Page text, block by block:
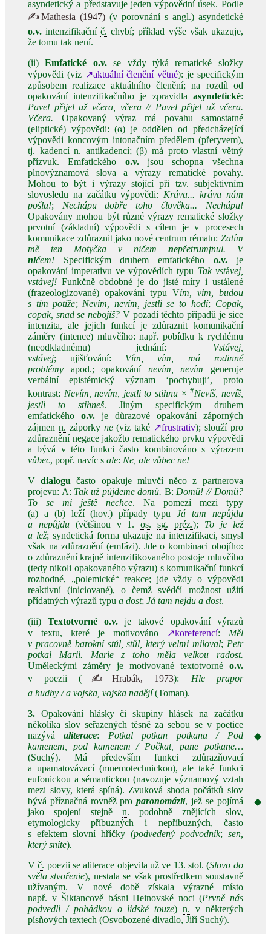
asyndetický a představuje jeden výpovědní úsek. Podle
✍Mathesia (1947)(v porovnání s angl.) asyndetické
o.v. intenzifikačníč. chybí; příklad výše však ukazuje,
že tomu tak není.
(ii)Emfatické o.v.se vždy týká rematické složky
výpovědi (viz ↗aktuální členění větné): je specifickým
způsobem realizace aktuálního členění; na rozdíl od
opakování intenzifikačního je zpravidla asyndetické:
Pavel přijel už včera, včera // Pavel přijel už včera.
Včera. Opakovaný výraz má povahu samostatné
(eliptické) výpovědi: (α) je oddělen od předcházející
výpovědi koncovým intonačním předělem (přeryvem),
tj. kadencín. antikadencí; (β) má proto vlastní větný
přízvuk. Emfatického o.v.jsou schopna všechna
plnovýznamová slova a výrazy rematické povahy.
Mohou to být i výrazy stojící při tzv. subjektivním
slovosledu na začátku výpovědi: Kráva... kráva nám
pošla!; Nechápu dobře toho člověka... Nechápu!
Opakovány mohou být různé výrazy rematické složky
prvotní (základní) výpovědi s cílem je v procesech
komunikace zdůraznit jako nové centrum rématu: Zatím
mě ten Motyčka v ničem
nepřetrumfnul. V
ničem! Specifickým druhem emfatického o.v. je
opakování imperativu ve výpovědích typu Tak vstávej,
vstávej! Funkčně obdobné je do jisté míry i ustálené
(frazeologizované) opakování typu Vím, vím, budou
s tím potíže; Nevím, nevím, jestli se to hodí; Copak,
copak, snad se nebojíš? V pozadí těchto případů je sice
intenzita, ale jejich funkcí je zdůraznit komunikační
záměry (intence) mluvčího: např. pobídku k rychlému
(neodkladnému) jednání: Vstávej,
vstávej; ujišťování: Vím, vím, má rodinné
problémy apod.; opakování nevím, nevím generuje
verbální epistémický význam ‘pochybuji’, proto
kontrast: Nevím, nevím, jestli to stihnu×#Nevíš, nevíš,
jestli to stihneš. Jiným specifickým druhem
emfatického o.v.je důrazové opakování záporných
zájmen n. záporky ne(viz také ↗frustrativ); slouží pro
zdůraznění negace jakožto rematického prvku výpovědi
a bývá v této funkci často kombinováno s výrazem
vůbec, popř. navíc s ale: Ne, ale vůbec ne!
Vdialogu často opakuje mluvčí něco z partnerova
projevu: A: Tak už půjdeme domů. B: Domů! // Domů?
To se mi ještě nechce. Na pomezí mezi typy
(a) a (b) leží (hov.) případy typuJá tam nepůjdu
a nepůjdu(většinou v 1.os. sg. préz.); To je lež
a lež; syndetická forma ukazuje na intenzifikaci, smysl
však na zdůraznění (emfázi). Jde o kombinaci obojího:
o zdůraznění krajně intenzifikovaného postoje mluvčího
(tedy nikoli opakovaného výrazu) s komunikační funkcí
rozhodné, „polemické“ reakce; jde vždy o výpovědi
reaktivní (iniciované), o čemž svědčí možnost užití
přídatných výrazů typu a dost; Já tam nejdu a dost.
(iii)Textotvorné o.v. je takové opakování výrazů
v textu, které je motivováno
↗koreferencí: Měl
v pracovně barokní stůl, stůl, který velmi miloval; Petr
potkal Marii. Marie z toho měla velkou radost.
Uměleckými záměry je motivované textotvorné o.v.
v poezii ( ✍Hrabák, 1973): Hle prapor
a hudby / a vojska, vojska nadějí(Toman).
3. Opakování hlásky či skupiny hlásek na začátku
několika slov seřazených těsně za sebou se v poetice
nazýváaliterace: Potkal potkan potkana / Pod
kamenem, pod kamenem / Počkat, pane potkane…
(Suchý). Má především funkci zdůrazňovací
a upamatovávací (mnemotechnickou), ale také funkci
eufonickou a sémantickou (navozuje významový vztah
mezi slovy, která spíná). Zvuková shoda počátků slov
bývá příznačná rovněž proparonomázii, jež se pojímá
jako spojení stejně n. podobně znějících slov,
etymologicky příbuzných i nepříbuzných, často
s efektem slovní hříčky (podvedený podvodník; sen,
který sníte).
Vč. poezii se aliterace objevila už ve 13. stol. (Slovo do
světa stvořenie), nestala se však prostředkem soustavně
užívaným. V nové době získala výrazné místo
např. v Šiktancově básni Heinovské noci (Prvně nás
podvedli / pohádkou o lidské touze)n. v některých
písňových textech (Osvobozené divadlo, Jiří Suchý).
◆
◆